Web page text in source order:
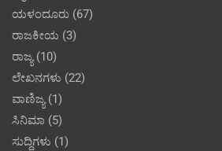
ಯಳಂದೂರು (67)
ರಾಜಕೀಯ (3)
ರಾಜ್ಯ(10)
ಲೇಖನಗಳು (22)
ವಾಣಿಜ್ಯ(1)
ಸಿನಿಮಾ (5)
ಸುದ್ದಿಗಳು (1)